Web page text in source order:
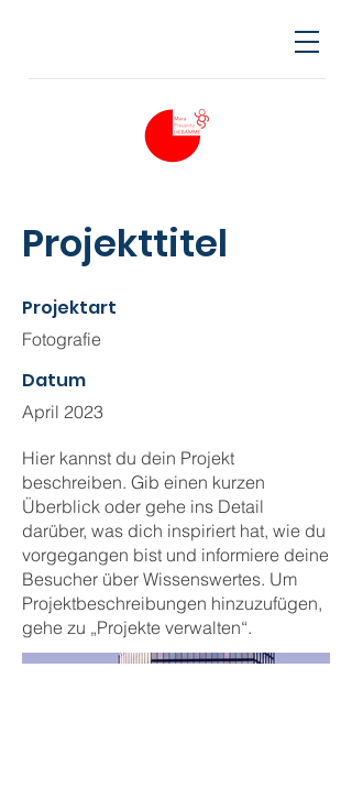
Projekttitel
Projektart
Fotografie
Datum
April 2023
Hier kannst du dein Projekt
beschreiben. Gib einen kurzen
Überblick oder gehe ins Detail
darüber, was dich inspiriert hat, wie du
vorgegangen bist und informiere deine
Besucher über Wissenswertes. Um
Projektbeschreibungen hinzuzufügen,
gehe zu „Projekte verwalten“.